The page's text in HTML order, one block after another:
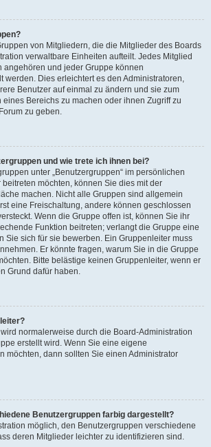
von Mitgliedern, die die Mitglieder des Boards
verwaltbare Einheiten aufteilt. Jedes Mitglied
angehören und jeder Gruppe können
werden. Dies erleichtert es den Administratoren,
Benutzer auf einmal zu ändern und sie zum
eines Bereichs zu machen oder ihnen Zugriff zu
zu geben.
und wie trete ich ihnen bei?
unter „Benutzergruppen“ im persönlichen
beitreten möchten, können Sie dies mit der
machen. Nicht alle Gruppen sind allgemein
eine Freischaltung, andere können geschlossen
Wenn die Gruppe offen ist, können Sie ihr
Funktion beitreten; verlangt die Gruppe eine
Sie sich für sie bewerben. Ein Gruppenleiter muss
Er könnte fragen, warum Sie in die Gruppe
Bitte belästige keinen Gruppenleiter, wenn er
Grund dafür haben.
normalerweise durch die Board-Administration
erstellt wird. Wenn Sie eine eigene
möchten, dann sollten Sie einen Administrator
Benutzergruppen farbig dargestellt?
möglich, den Benutzergruppen verschiedene
deren Mitglieder leichter zu identifizieren sind.